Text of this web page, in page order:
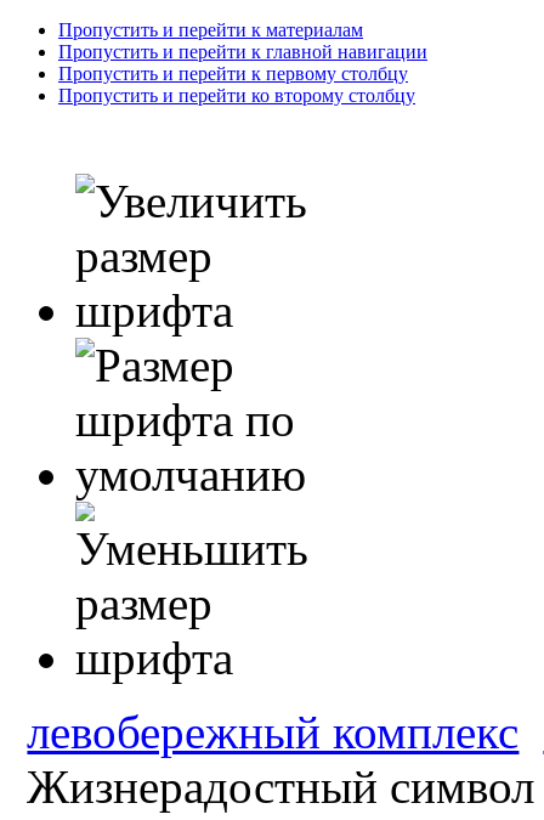
Пропустить и перейти к материалам
Пропустить и перейти к главной навигации
Пропустить и перейти к первому столбцу
Пропустить и перейти ко второму столбцу
левобережный комплекс
Жизнерадостный символ